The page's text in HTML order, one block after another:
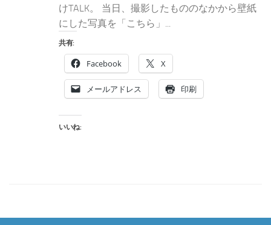
けTALK。 当日、撮影したもののなかから壁紙
にした写真を「こちら」...
共有:
Facebook X
メールアドレス 印刷
いいね: